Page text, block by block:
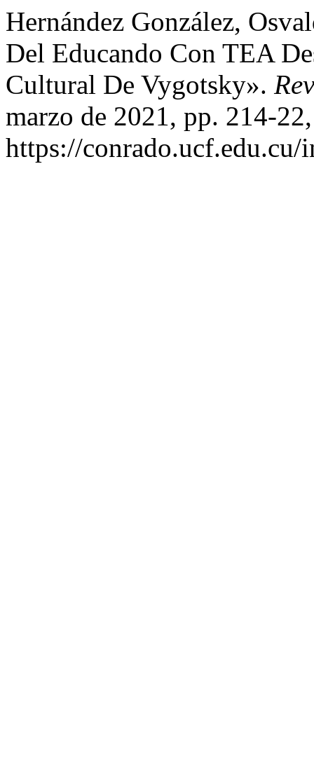
Hernández González,
Del Educando Con TEA
Cultural De Vygotsky».
marzo de 2021, pp. 214-22,
https://